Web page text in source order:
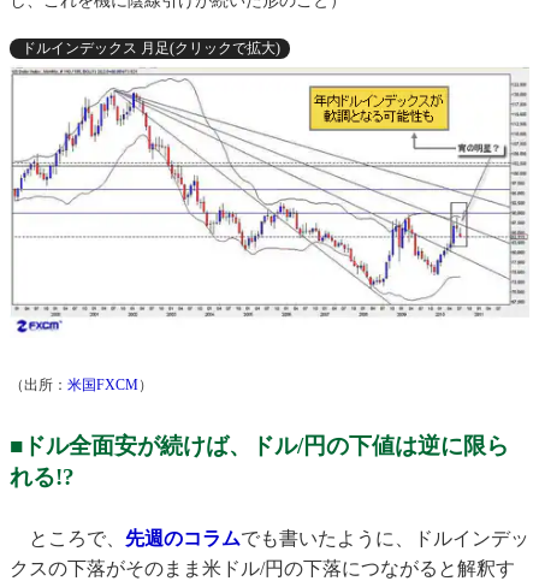
ドルインデックス 月足(クリックで拡大)
（出所： 米国FXCM）
■ドル全面安が続けば、ドル/円の下値は逆に限ら
れる!?
ところで、 先週のコラムでも書いたように、ドルインデッ
クスの下落がそのまま米ドル/円の下落につながると解釈す